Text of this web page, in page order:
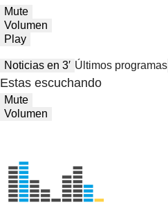
Mute
Volumen
Play
Noticias en 3′ Últimos programas
Estas escuchando
Mute
Volumen